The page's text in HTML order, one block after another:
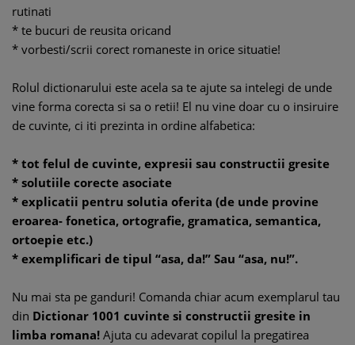
rutinati
* te bucuri de reusita oricand
* vorbesti/scrii corect romaneste in orice situatie!
Rolul dictionarului este acela sa te ajute sa intelegi de unde
vine forma corecta si sa o retii! El nu vine doar cu o insiruire
de cuvinte, ci iti prezinta in ordine alfabetica:
* tot felul de cuvinte, expresii sau constructii gresite
* solutiile corecte asociate
* explicatii pentru solutia oferita (de unde provine
eroarea- fonetica, ortografie, gramatica, semantica,
ortoepie etc.)
* exemplificari de tipul “asa, da!” Sau “asa, nu!”.
Nu mai sta pe ganduri! Comanda chiar acum exemplarul tau
din Dictionar 1001 cuvinte si constructii gresite in
limba romana! Ajuta cu adevarat copilul la pregatirea